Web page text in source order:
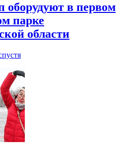
оборудуют в первом
парке
области